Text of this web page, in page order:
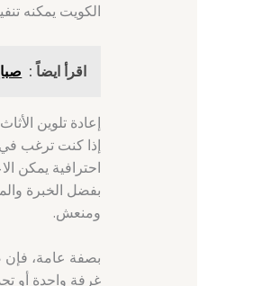
الكويت يمكنه
اقرأ ايضاً : صباغ
إعادة تلوين
إذا كنت ترغب في
احترافية يمكن
بفضل الخبرة
ومنعش.
بصفة عامة، فإن
غرفة واحدة أو